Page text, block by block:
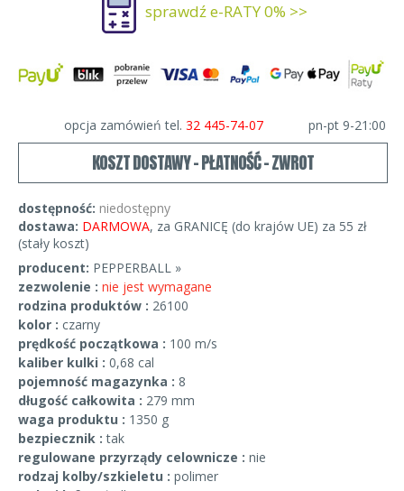
sprawdź e-RATY 0% >>
opcja zamówień tel. 32 445-74-07 pn-pt 9-21:00
KOSZT DOSTAWY - PŁATNOŚĆ - ZWROT
dostępność: niedostępny
dostawa: DARMOWA, za GRANICĘ (do krajów UE) za 55 zł
(stały koszt)
producent: PEPPERBALL »
zezwolenie : nie jest wymagane
rodzina produktów : 26100
kolor : czarny
prędkość początkowa : 100 m/s
kaliber kulki : 0,68 cal
pojemność magazynka : 8
długość całkowita : 279 mm
waga produktu : 1350 g
bezpiecznik :tak
regulowane przyrządy celownicze : nie
rodzaj kolby/szkieletu : polimer